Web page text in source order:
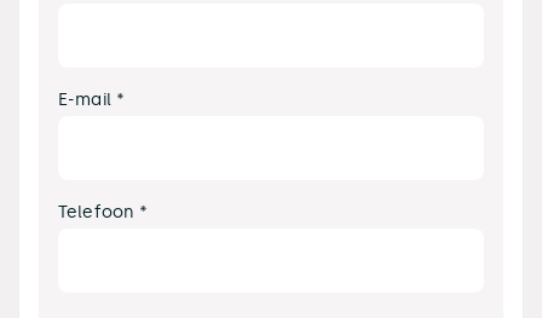
E-mail *
Telefoon *